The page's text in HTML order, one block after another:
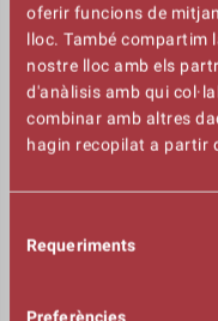
oferir funcions de
lloc. També compartim
nostre lloc amb els
d'anàlisis amb qui
combinar amb altres
hagin recopilat a partir
Requeriments
Preferències
Des de l’Aula es vol
a incrementar les
competències i la
social i ajuda a
confiança, la
l’expressió
una bona salut.
qualitat en el camp de